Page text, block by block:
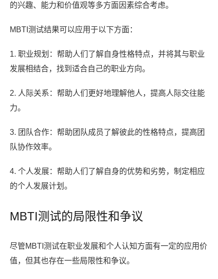
的兴趣、能力和价值观等多方面因素综合考虑。
MBTI测试结果可以应用于以下方面：
1. 职业规划：帮助人们了解自身性格特点，并将其与职业
发展相结合，找到适合自己的职业方向。
2. 人际关系：帮助人们更好地理解他人，提高人际交往能
力。
3. 团队合作：帮助团队成员了解彼此的性格特点，提高团
队协作效率。
4. 个人发展：帮助人们了解自身的优势和劣势，制定相应
的个人发展计划。
MBTI测试的局限性和争议
尽管MBTI测试在职业发展和个人认知方面有一定的应用价
值，但其也存在一些局限性和争议。